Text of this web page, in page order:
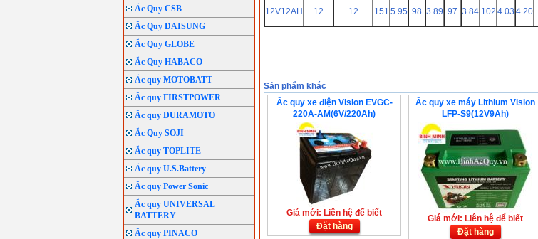
Ắc Quy CSB
Ắc Quy DAISUNG
Ắc Quy GLOBE
Ắc Quy HABACO
Ắc quy MOTOBATT
Ắc quy FIRSTPOWER
Ắc quy DURAMOTO
Ắc Quy SOJI
Ắc quy TOPLITE
Ắc quy U.S.Battery
Ắc quy Power Sonic
Ắc quy UNIVERSAL
BATTERY
Ắc quy PINACO
12V12AH 12 12 151 5.95 98 3.89 97 3.84 102 4.03 4.20
Sản phẩm khác
Ắc quy xe điện Vision EVGC-
220A-AM(6V/220Ah)
Giá mới: Liên hệ để biết
Đặt hàng
Ắc quy xe máy Lithium Vision
LFP-S9(12V9Ah)
Giá mới: Liên hệ để biết
Đặt hàng